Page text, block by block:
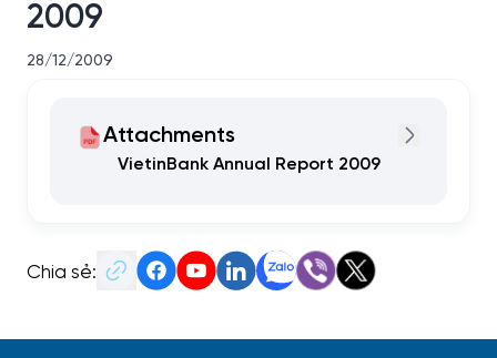
2009
28/12/2009
Attachments
VietinBank Annual Report 2009
Chia sẻ: